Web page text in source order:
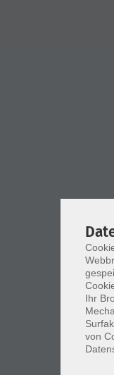
Ihr
von